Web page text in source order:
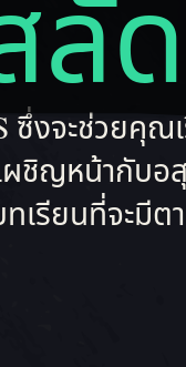
ลัด
ซึ่งจะช่วยคุ
ชิญหน้ากับอ
เรียนที่จะมี